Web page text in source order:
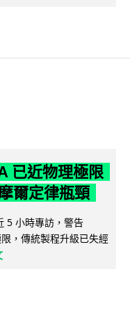
已近物理極限
爾定律瓶頸
5 小時專訪，警告
，傳統製程升級已失經